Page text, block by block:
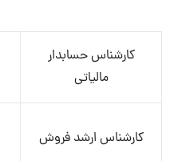
کارشناس حسابدار
مالیاتی
کارشناس ارشد فروش